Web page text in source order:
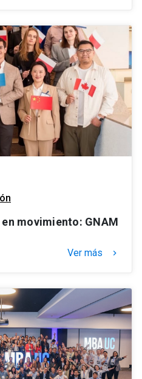
movimiento: GNAM
Ver más keyboard_arrow_right